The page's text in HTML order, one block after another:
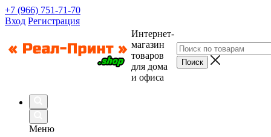
+7 (966) 751-71-70
Вход Регистрация
Интернет-
магазин
товаров
для дома
и офиса
Меню